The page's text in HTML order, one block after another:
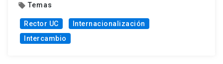
local_offer Temas
Rector UC
Internacionalización
Intercambio